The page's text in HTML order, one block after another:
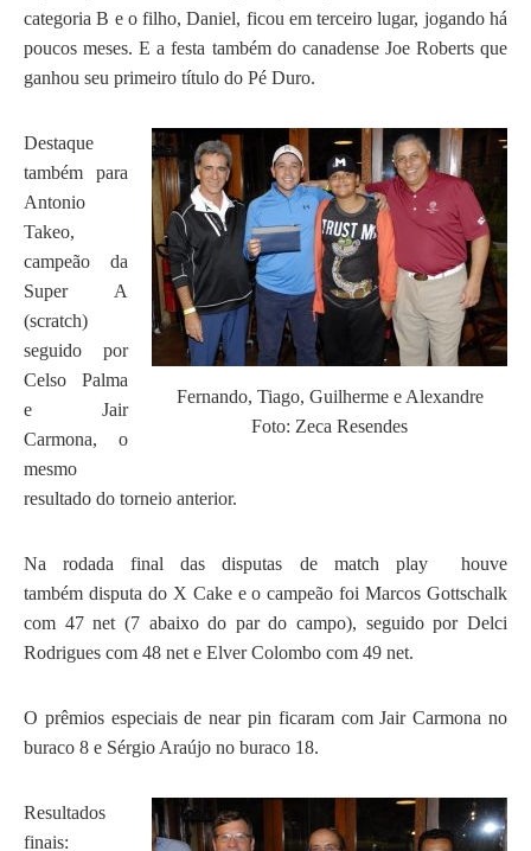
categoria B e o filho, Daniel, ficou em terceiro lugar, jogando há
poucos meses. E a festa também do canadense Joe Roberts que
ganhou seu primeiro título do Pé Duro.
Fernando, Tiago, Guilherme e Alexandre
Foto: Zeca Resendes
Destaque
também para
Antonio
Takeo,
campeão da
Super A
(scratch)
seguido por
Celso Palma
e Jair
Carmona, o
mesmo
resultado do torneio anterior.
Na rodada final das disputas de match play houve
também disputa do X Cake e o campeão foi Marcos Gottschalk
com 47 net (7 abaixo do par do campo), seguido por Delci
Rodrigues com 48 net e Elver Colombo com 49 net.
O prêmios especiais de near pin ficaram com Jair Carmona no
buraco 8 e Sérgio Araújo no buraco 18.
Resultados
finais: